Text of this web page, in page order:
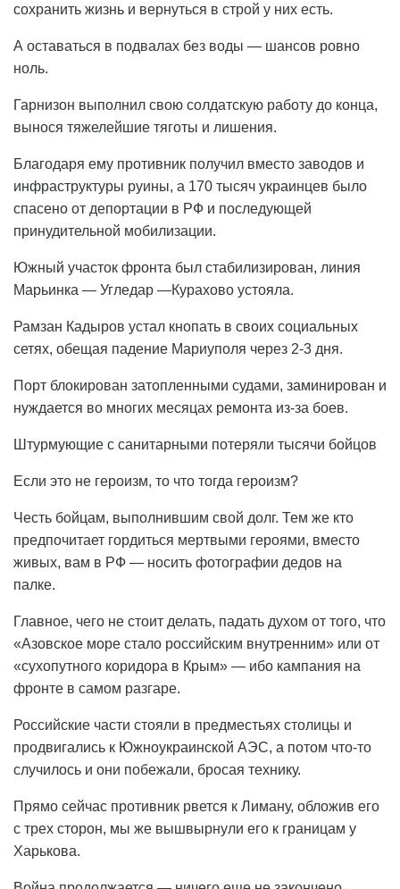
сохранить жизнь и вернуться в строй у них есть.
А оставаться в подвалах без воды — шансов ровно
ноль.
Гарнизон выполнил свою солдатскую работу до конца,
вынося тяжелейшие тяготы и лишения.
Благодаря ему противник получил вместо заводов и
инфраструктуры руины, а 170 тысяч украинцев было
спасено от депортации в РФ и последующей
принудительной мобилизации.
Южный участок фронта был стабилизирован, линия
Марьинка — Угледар —Курахово устояла.
Рамзан Кадыров устал кнопать в своих социальных
сетях, обещая падение Мариуполя через 2-3 дня.
Порт блокирован затопленными судами, заминирован и
нуждается во многих месяцах ремонта из-за боев.
Штурмующие с санитарными потеряли тысячи бойцов
Если это не героизм, то что тогда героизм?
Честь бойцам, выполнившим свой долг. Тем же кто
предпочитает гордиться мертвыми героями, вместо
живых, вам в РФ — носить фотографии дедов на
палке.
Главное, чего не стоит делать, падать духом от того, что
«Азовское море стало российским внутренним» или от
«сухопутного коридора в Крым» — ибо кампания на
фронте в самом разгаре.
Российские части стояли в предместьях столицы и
продвигались к Южноукраинской АЭС, а потом что-то
случилось и они побежали, бросая технику.
Прямо сейчас противник рвется к Лиману, обложив его
с трех сторон, мы же вышвырнули его к границам у
Харькова.